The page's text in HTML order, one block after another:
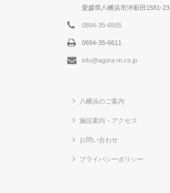
愛媛県八幡浜市沖新田1581-23
0894-35-6565
0894-35-6611
info@agora-m.co.jp
八幡浜のご案内
施設案内・アクセス
お問い合わせ
プライバシーポリシー